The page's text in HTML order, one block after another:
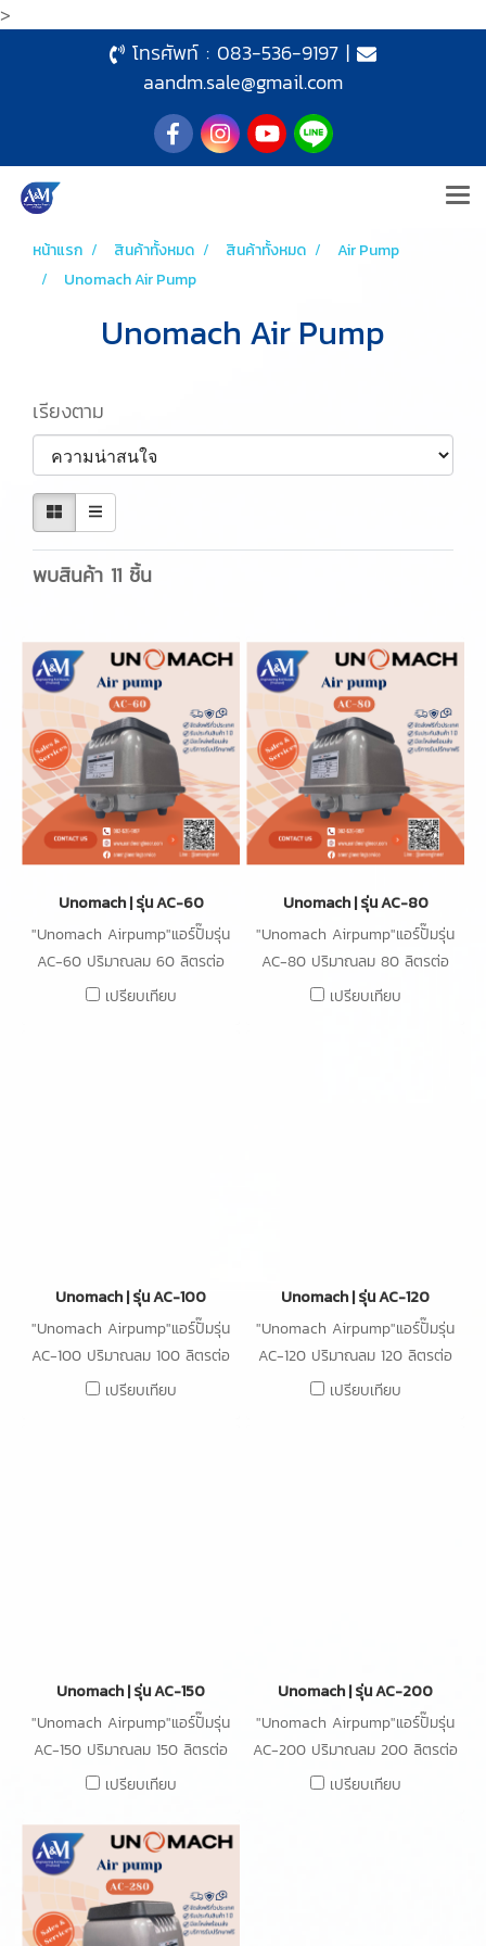
>
โทรศัพท์ : 083-536-9197|
aandm.sale@gmail.com
หน้าแรก สินค้าทั้งหมด สินค้าทั้งหมด
Air Pump
Unomach Air Pump
Unomach Air Pump
เรียงตาม
พบสินค้า 11 ชิ้น
Unomach | รุ่น AC-60
"Unomach Airpump"แอร์ปั๊มรุ่น
AC-60 ปริมาณลม 60 ลิตรต่อ
นาที ความดัน 12kPa กำลังไฟ
เปรียบเทียบ
Unomach | รุ่น AC-80
"Unomach Airpump"แอร์ปั๊มรุ่น
AC-80 ปริมาณลม 80 ลิตรต่อ
นาที ความดัน 15kPa กำลังไฟ
เปรียบเทียบ
Unomach | รุ่น AC-100
"Unomach Airpump"แอร์ปั๊มรุ่น
AC-100 ปริมาณลม 100 ลิตรต่อ
นาที ความดัน 15kPa กำลังไฟ
เปรียบเทียบ
Unomach | รุ่น AC-120
"Unomach Airpump"แอร์ปั๊มรุ่น
AC-120 ปริมาณลม 120 ลิตรต่อ
นาที ความดัน 15kPa กำลังไฟ
เปรียบเทียบ
Unomach | รุ่น AC-150
"Unomach Airpump"แอร์ปั๊มรุ่น
AC-150 ปริมาณลม 150 ลิตรต่อ
นาที ความดัน 45kPa กำลังไฟ
เปรียบเทียบ
Unomach | รุ่น AC-200
"Unomach Airpump"แอร์ปั๊มรุ่น
AC-200 ปริมาณลม 200 ลิตรต่อ
นาที ความดัน 48kPa กำลังไฟ
เปรียบเทียบ